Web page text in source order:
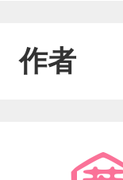
际做美食
Mars吗！
作者